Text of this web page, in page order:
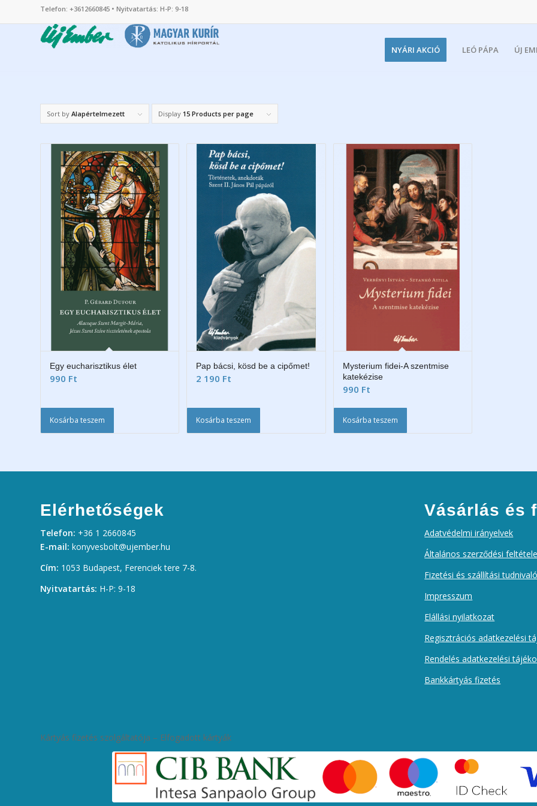
Telefon: +3612660845 • Nyitvatartás: H-P: 9-18
NYÁRI AKCIÓ LEÓ PÁPA ÚJ
Sort by Alapértelmezett Display 15 Products per page
Egy eucharisztikus élet
990 Ft
Kosárba teszem
Pap bácsi, kösd be a cipőmet!
2 190 Ft
Kosárba teszem
Mysterium fidei-A szentmise
katekézise
990 Ft
Kosárba teszem
Elérhetőségek
Telefon: +36 1 2660845
E-mail: konyvesbolt@ujember.hu
Cím: 1053 Budapest, Ferenciek tere 7-8.
Nyitvatartás: H-P: 9-18
Vásárlás és
Adatvédelmi irányelvek
Általános szerződési
Fizetési és szállítási
Impresszum
Elállási nyilatkozat
Regisztrációs adatkezelési
Rendelés adatkezelési
Bankkártyás fizetés
Kártyás fizetés szolgáltatója – Elfogadott kártyák